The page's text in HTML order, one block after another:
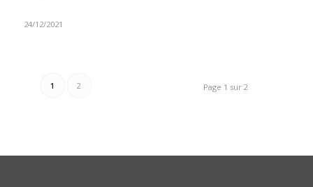
24/12/2021
Page 1 sur 2
1 2